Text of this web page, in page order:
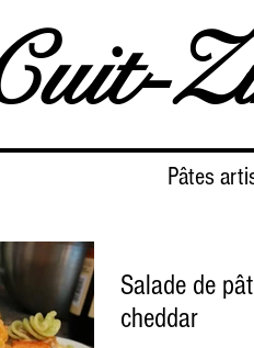
Salade de
cheddar
Pâtes